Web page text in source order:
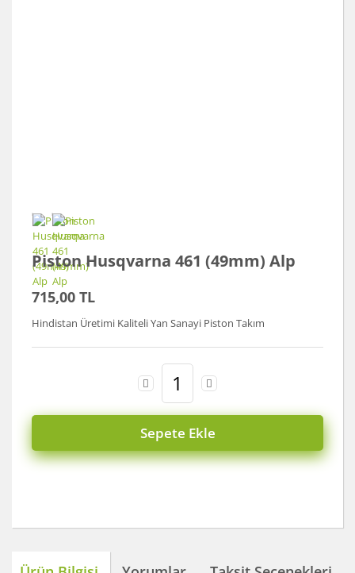
Piston Husqvarna 461 (49mm) Alp
715,00 TL
Hindistan Üretimi Kaliteli Yan Sanayi Piston Takım
Sepete Ekle